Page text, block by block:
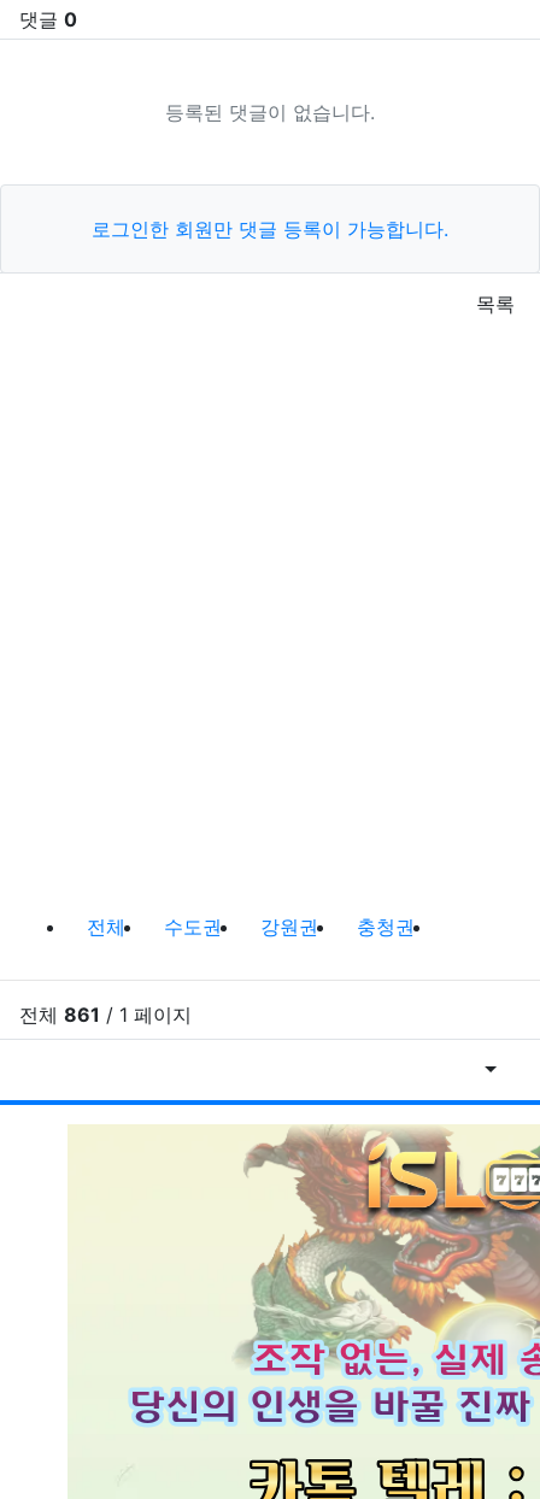
댓글 0
등록된 댓글이 없습니다.
로그인한 회원만 댓글 등록이 가능합니다.
목록
바다낚시,원투낚시,배낚시 포인트
전체 수도권 강원권 충청권
전체 861 / 1 페이지
게시